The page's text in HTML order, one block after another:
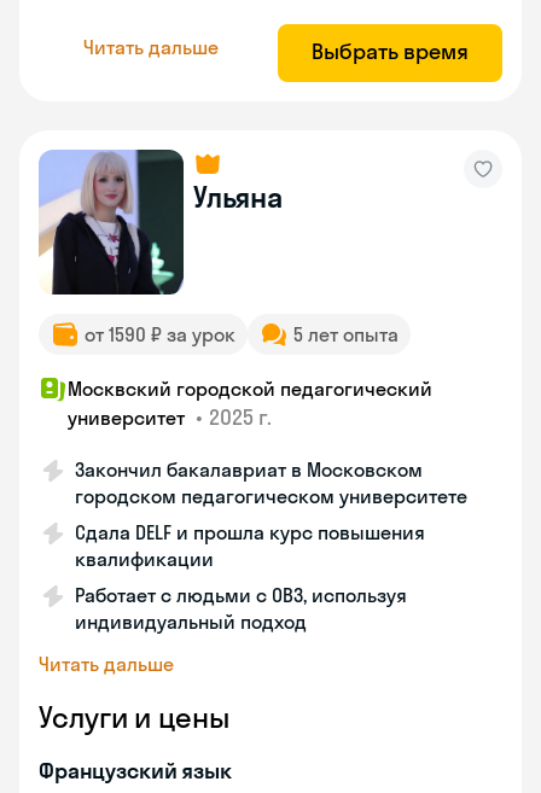
Читать дальше Выбрать время
Ульяна
от 1590 ₽ за урок 5 лет опыта
Москвский городской педагогический
университет • 2025 г.
Закончил бакалавриат в Московском
городском педагогическом университете
Сдала DELF и прошла курс повышения
квалификации
Работает с людьми с ОВЗ, используя
индивидуальный подход
Читать дальше
Услуги и цены
Французский язык